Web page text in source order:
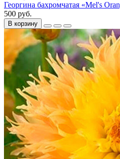
Георгина бахромчатая «Mel's
500 руб.
В корзину